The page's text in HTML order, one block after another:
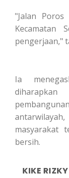
"Jalan
Kecamatan
pengerjaan,"
Ia
diharapkan
masyarakat
bersih.
KIKE